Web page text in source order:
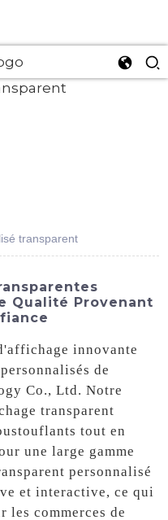
transparent
Qualité Provenant
innovante
de
Co., Ltd. Notre
transparent
tout en
une large gamme
personnalisé
et interactive, ce qui
commerces de